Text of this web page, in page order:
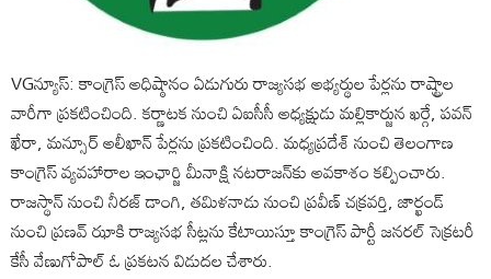
VGన్యూస్: కాంగ్రెస్ అధిష్ఠానం ఏడుగురు రాజ్యసభ అభ్యర్థుల పేర్లను రాష్ట్రాల
వారీగా ప్రకటించింది. కర్ణాటక నుంచి ఏఐసీసీ అధ్యక్షుడు మల్లికార్జున ఖర్గే, పవన్
ఖేరా, మన్సూర్ అలీఖాన్‌ పేర్లను ప్రకటించింది. మధ్యప్రదేశ్ నుంచి తెలంగాణ
కాంగ్రెస్ వ్యవహారాల ఇంఛార్జి మీనాక్షి నటరాజన్‌కు అవకాశం కల్పించారు.
రాజస్థాన్ నుంచి నీరజ్ డాంగి, తమిళనాడు నుంచి ప్రవీణ్ చక్రవర్తి, జార్ఖండ్
నుంచి ప్రణవ్ ఝాకి రాజ్యసభ సీట్లను కేటాయిస్తూ కాంగ్రెస్ పార్టీ జనరల్ సెక్రటరీ
కేసీ వేణుగోపాల్ ఓ ప్రకటన విడుదల చేశారు.